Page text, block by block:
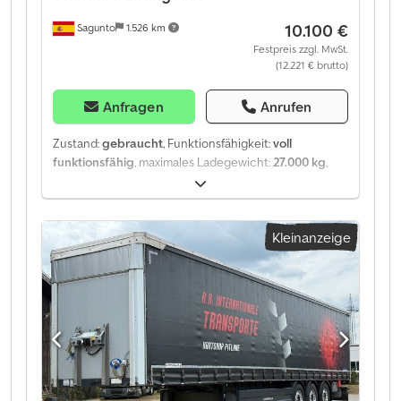
Sagunto 1.526 km 10.100 €
Festpreis zzgl. MwSt.
(12.221 € brutto)
Anfragen Anrufen
Zustand:gebraucht, Funktionsfähigkeit:voll
funktionsfähig, maximales Ladegewicht:27.000 kg,
, Achsen-Konfiguration:
Achsen, Erstzulassung:08/2018, Gesamtlänge:13.620
mm, Gesamtbreite:2.480 mm, Federung:Luft, Farbe:
Weiß
, Baujahr:2018, Ausstattung:
Scheckheftgepflegt, Servolenkung
, technische
Spezifikation Axeles Produzent - SAF Vollluftfederung
Werkzeugkasten aus Kunststoff mit Deckelhalterung
Elektronisches Bremssystem EBS Antiblockiersystem
ABS Scheibenbremsen Palettenanschlag, 2-seitig,
angeschweißt, Höhe ca. 20mm Zollkabel Techo
anhebbar 2 Ersatzradhalter Djdpfx Aoztlgyjfqewa
Vorhang mit Diebstahlschutz 1800mm hoch 7 Reifen -
Kleinanzeige